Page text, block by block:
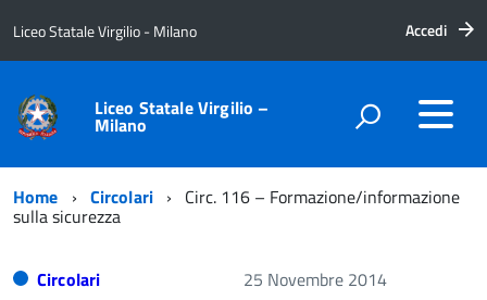
Liceo Statale Virgilio - Milano Accedi
Liceo Statale Virgilio –
Milano
Home Circolari Circ. 116 – Formazione/informazione
sulla sicurezza
Circolari 25 Novembre 2014